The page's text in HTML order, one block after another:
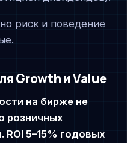
риск и поведение
Growth и Value
на бирже не
розничных
ROI 5–15% годовых